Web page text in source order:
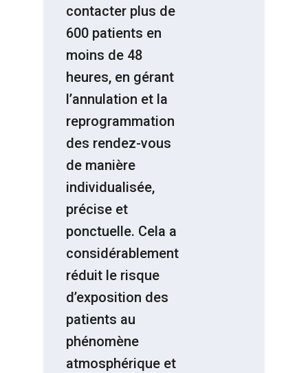
contacter plus de
600 patients en
moins de 48
heures, en gérant
l’annulation et la
reprogrammation
des rendez-vous
de manière
individualisée,
précise et
ponctuelle. Cela a
considérablement
réduit le risque
d’exposition des
patients au
phénomène
atmosphérique et